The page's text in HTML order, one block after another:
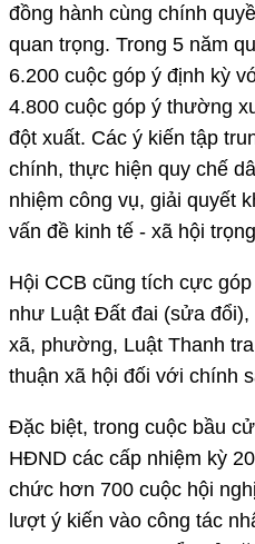
đồng hành cùng chính
quan trọng. Trong 5 năm
6.200 cuộc góp ý định kỳ
4.800 cuộc góp ý thường
đột xuất. Các ý kiến tập
chính, thực hiện quy chế
nhiệm công vụ, giải quyết
vấn đề kinh tế - xã hội
Hội CCB cũng tích cực
như Luật Đất đai (sửa
xã, phường, Luật Thanh
thuận xã hội đối với chính
Đặc biệt, trong cuộc bầu
HĐND các cấp nhiệm kỳ
chức hơn 700 cuộc hội
lượt ý kiến vào công tác